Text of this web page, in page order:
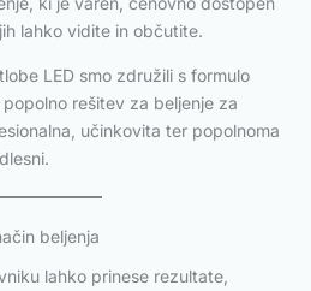
lahko vidite in občutite.
LED smo združili s formulo
rešitev za beljenje za
učinkovita ter popolnoma
beljenja
lahko prinese rezultate,